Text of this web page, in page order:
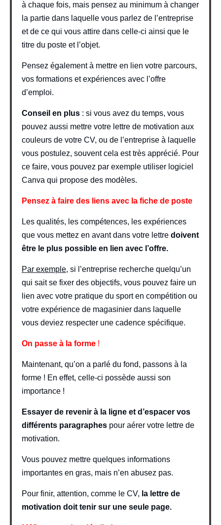
à chaque fois, mais pensez au minimum à changer
la partie dans laquelle vous parlez de l’entreprise
et de ce qui vous attire dans celle-ci ainsi que le
titre du poste et l’objet.
Pensez également à mettre en lien votre parcours,
vos formations et expériences avec l’offre
d’emploi.
Conseil en plus : si vous avez du temps, vous
pouvez aussi mettre votre lettre de motivation aux
couleurs de votre CV, ou de l’entreprise à laquelle
vous postulez, souvent cela est très apprécié. Pour
ce faire, vous pouvez par exemple utiliser logiciel
Canva qui propose des modèles.
Pensez à faire des liens avec la fiche de poste
Les qualités, les compétences, les expériences
que vous mettez en avant dans votre lettre doivent
être le plus possible en lien avec l’offre.
Par exemple, si l’entreprise recherche quelqu’un
qui sait se fixer des objectifs, vous pouvez faire un
lien avec votre pratique du sport en compétition ou
votre expérience de magasinier dans laquelle
vous deviez respecter une cadence spécifique.
On passe à la forme !
Maintenant, qu’on a parlé du fond, passons à la
forme ! En effet, celle-ci possède aussi son
importance !
Essayer de revenir à la ligne et d’espacer vos
différents paragraphes pour aérer votre lettre de
motivation.
Vous pouvez mettre quelques informations
importantes en gras, mais n’en abusez pas.
Pour finir, attention, comme le CV, la lettre de
motivation doit tenir sur une seule page.